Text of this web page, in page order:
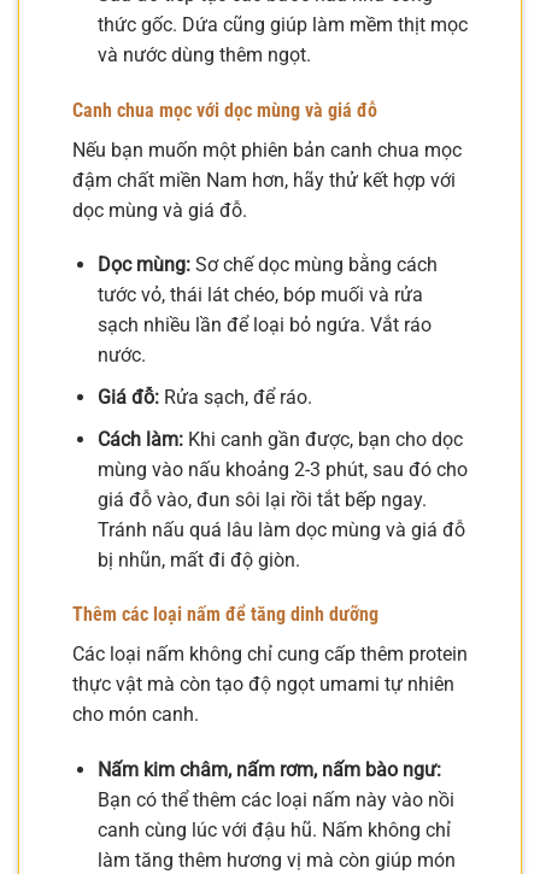
thức gốc. Dứa cũng giúp làm mềm thịt mọc
và nước dùng thêm ngọt.
Canh chua mọc với dọc mùng và giá đỗ
Nếu bạn muốn một phiên bản canh chua mọc
đậm chất miền Nam hơn, hãy thử kết hợp với
dọc mùng và giá đỗ.
Dọc mùng:Sơ chế dọc mùng bằng cách
tước vỏ, thái lát chéo, bóp muối và rửa
sạch nhiều lần để loại bỏ ngứa. Vắt ráo
nước.
Giá đỗ:Rửa sạch, để ráo.
Cách làm:Khi canh gần được, bạn cho dọc
mùng vào nấu khoảng 2-3 phút, sau đó cho
giá đỗ vào, đun sôi lại rồi tắt bếp ngay.
Tránh nấu quá lâu làm dọc mùng và giá đỗ
bị nhũn, mất đi độ giòn.
Thêm các loại nấm để tăng dinh dưỡng
Các loại nấm không chỉ cung cấp thêm protein
thực vật mà còn tạo độ ngọt umami tự nhiên
cho món canh.
Nấm kim châm, nấm rơm, nấm bào ngư:
Bạn có thể thêm các loại nấm này vào nồi
canh cùng lúc với đậu hũ. Nấm không chỉ
làm tăng thêm hương vị mà còn giúp món